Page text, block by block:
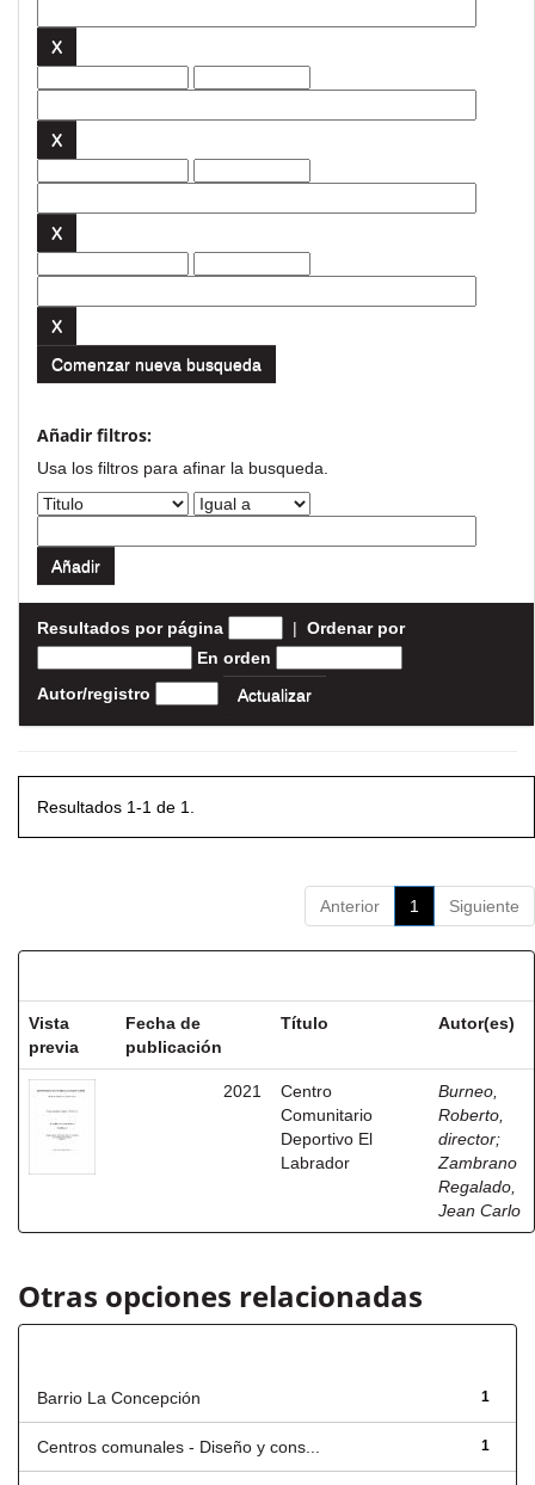
Comenzar nueva busqueda
Añadir filtros:
Usa los filtros para afinar la busqueda.
Resultados por página | Ordenar por
En orden
Autor/registro
Resultados 1-1 de 1.
Anterior 1 Siguiente
Vista
previa
Fecha de
publicación
Título Autor(es)
2021
Centro
Comunitario
Deportivo El
Labrador
Burneo,
Roberto,
director;
Zambrano
Regalado,
Jean Carlo
Otras opciones relacionadas
1
Barrio La Concepción
1
Centros comunales - Diseño y cons...